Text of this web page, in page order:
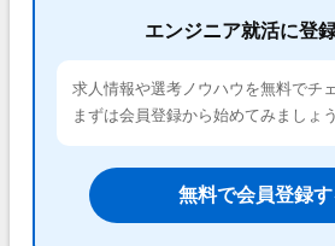
エンジニア就活に登
求人情報や選考ノウハウを無料でチ
まずは会員登録から始めてみましょう
無料で会員登録す